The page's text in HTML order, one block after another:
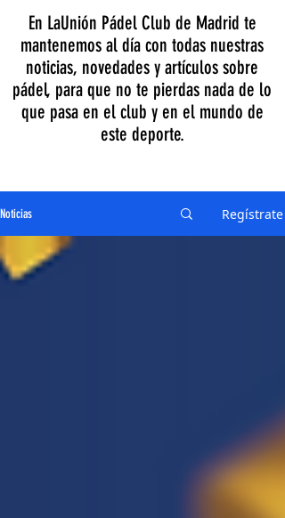
En LaUnión Pádel Club de Madrid te
mantenemos al día con todas nuestras
noticias, novedades y artículos sobre
pádel, para que no te pierdas nada de lo
que pasa en el club y en el mundo de
este deporte.
Noticias Regístrate